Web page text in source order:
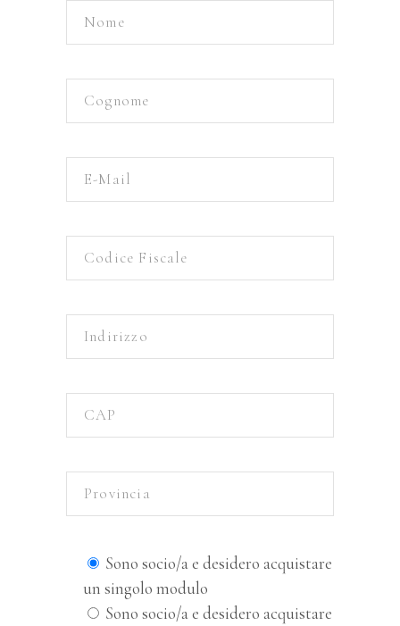
Sono socio/a e desidero acquistare
un singolo modulo
Sono socio/a e desidero acquistare